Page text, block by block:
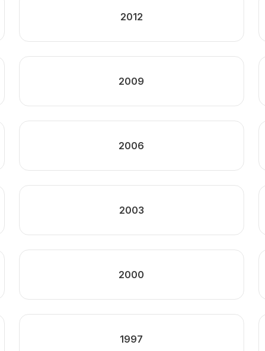
2012
2009
2006
2003
2000
1997